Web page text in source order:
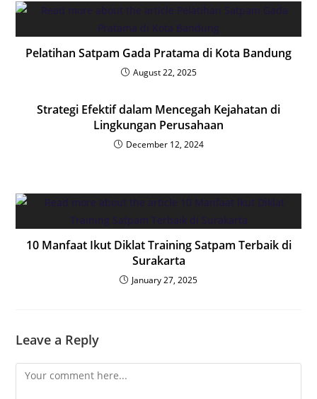
Pelatihan Satpam Gada Pratama di Kota Bandung
August 22, 2025
Strategi Efektif dalam Mencegah Kejahatan di
Lingkungan Perusahaan
December 12, 2024
10 Manfaat Ikut Diklat Training Satpam Terbaik di
Surakarta
January 27, 2025
Leave a Reply